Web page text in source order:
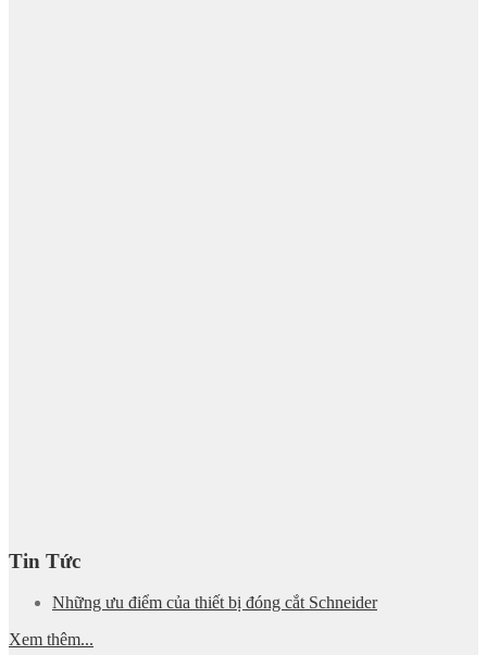
Tin Tức
Những ưu điểm của thiết bị đóng cắt Schneider
Xem thêm...